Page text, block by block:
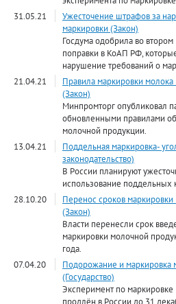
31.05.21
Ужесточение штрафов за
маркировки (Закон)
Госдума одобрила во
поправки в КоАП РФ,
нарушение требований о
21.04.21
Правила маркировки молока
(Закон)
Минпромторг опубликовал
обновленными правилами
молочной продукции.
13.04.21
Поддельная маркировка-
законодательство)
В России планируют
использование поддельных
28.10.20
Перенос сроков
(Закон)
Власти перенесли срок
маркировки молочной
года.
07.04.20
Подорожание и маркировка
(Государство)
Эксперимент по
продлён в России до 31